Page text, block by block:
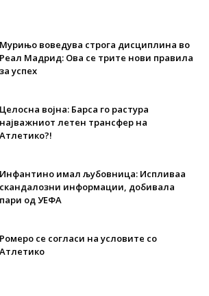
Мурињо воведува строга дисциплина во
Реал Мадрид: Ова се трите нови правила
за успех
Целосна војна: Барса го растура
најважниот летен трансфер на
Атлетико?!
Инфантино имал љубовница: Испливаа
скандалозни информации, добивала
пари од УЕФА
Ромеро се согласи на условите со
Атлетико